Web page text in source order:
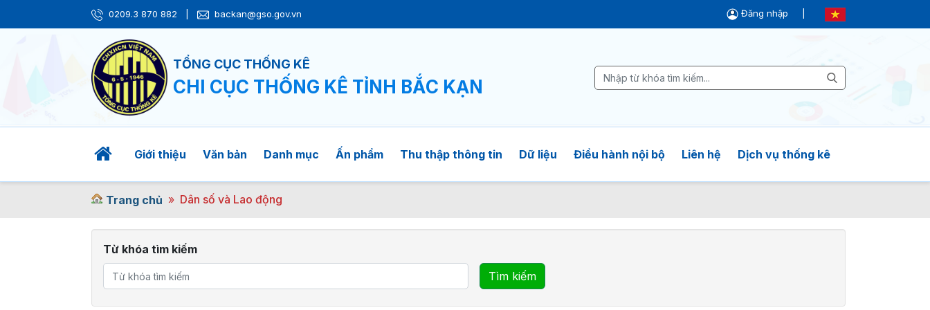
0209.3 870 882 backan@gso.gov.vn Đăng nhập
TỔNG CỤC THỐNG KÊ
CHI CỤC THỐNG KÊ TỈNH BẮC KẠN
Giới thiệu Văn bản Danh mục Ấn phẩm Thu thập thông tin Dữ liệu Điều hành nội bộ Liên hệ Dịch vụ thống kê
Trang chủ Dân số và Lao động
Từ khóa tìm kiếm
Tìm kiếm